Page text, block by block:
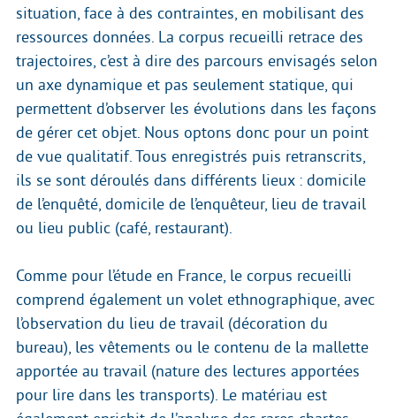
situation, face à des contraintes, en mobilisant des
ressources données. La corpus recueilli retrace des
trajectoires, c’est à dire des parcours envisagés selon
un axe dynamique et pas seulement statique, qui
permettent d’observer les évolutions dans les façons
de gérer cet objet. Nous optons donc pour un point
de vue qualitatif. Tous enregistrés puis retranscrits,
ils se sont déroulés dans différents lieux : domicile
de l’enquêté, domicile de l’enquêteur, lieu de travail
ou lieu public (café, restaurant).
Comme pour l’étude en France, le corpus recueilli
comprend également un volet ethnographique, avec
l’observation du lieu de travail (décoration du
bureau), les vêtements ou le contenu de la mallette
apportée au travail (nature des lectures apportées
pour lire dans les transports). Le matériau est